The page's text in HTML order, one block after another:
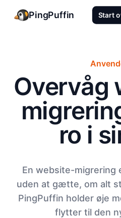
PingPuffin Start
Overvåg
ro i
En website-migrering
uden at gætte, om alt
PingPuffin holder øje
flytter til den